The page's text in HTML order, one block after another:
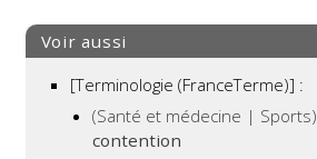
Voir aussi
[Terminologie (FranceTerme)] :
(Santé et médecine | Sports)
contention